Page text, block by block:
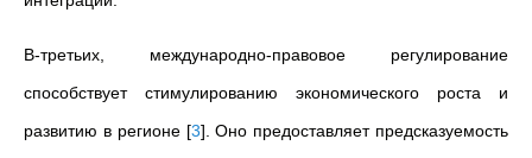
В-третьих, международно-правовое регулирование
способствует стимулированию экономического роста и
развитию в регионе [3] . Оно предоставляет предсказуемость